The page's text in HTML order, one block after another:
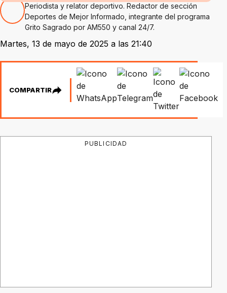
Periodista y relator deportivo. Redactor de sección
Deportes de Mejor Informado, integrante del programa
Grito Sagrado por AM550 y canal 24/7.
Martes, 13 de mayo de 2025 a las 21:40
COMPARTIR
PUBLICIDAD